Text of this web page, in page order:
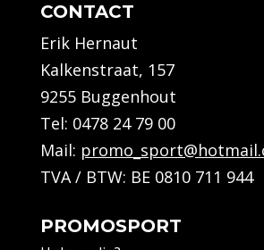
CONTACT
Erik Hernaut
Kalkenstraat, 157
9255 Buggenhout
Tel: 0478 24 79 00
Mail:
TVA / BTW: BE 0810 711 944
PROMOSPORT